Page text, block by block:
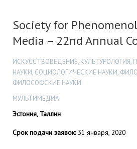
Society for
Media – 22nd Annual
ИСКУССТВОВЕДЕНИЕ, КУЛЬТУРОЛОГИЯ,
НАУКИ, СОЦИОЛОГИЧЕСКИЕ НАУКИ,
ФИЛОСОФСКИЕ НАУКИ
МУЛЬТИМЕДИА
Эстония, Таллин
Срок подачи заявок:31 января, 2020